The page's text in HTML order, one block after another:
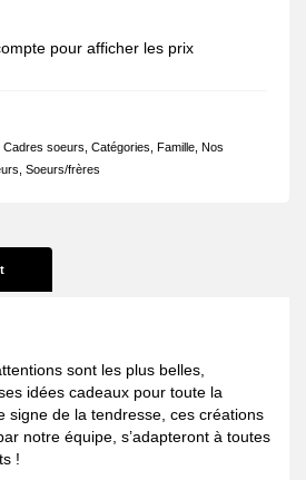
pour afficher les prix
Cadres soeurs Catégories Famille Nos
Soeurs/frères
sont les plus belles,
idées cadeaux pour toute la
signe de la tendresse, ces créations
notre équipe, s’adapteront à toutes
!